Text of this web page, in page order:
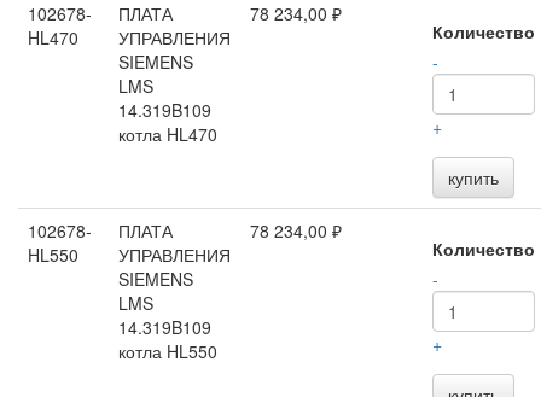
102678-
HL470
ПЛАТА
УПРАВЛЕНИЯ
SIEMENS
LMS
14.319B109
котла HL470
78 234,00 ₽
Количество
-
+
купить
102678-
HL550
ПЛАТА
УПРАВЛЕНИЯ
SIEMENS
LMS
14.319B109
котла HL550
78 234,00 ₽
Количество
-
+